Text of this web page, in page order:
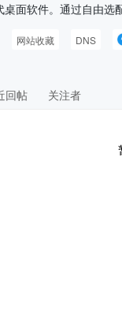
面软件。通过自由选
网站收藏 DNS
回帖 关注者